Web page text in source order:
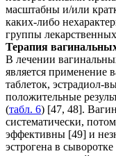
масштабны и/или
каких-либо
группы
Терапия
В лечении
является применение
таблеток, эстрадиол-
положительные
(табл. 6) [47, 48].
систематически,
эффективны [49] и
эстрогена в